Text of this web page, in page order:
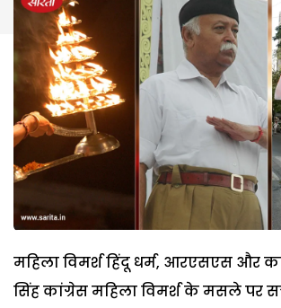
महिला विमर्श हिंदू धर्म, आरएसएस और
सिंह कांग्रेस महिला विमर्श के मसले